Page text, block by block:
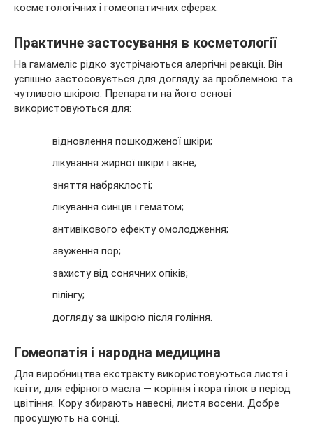
косметологічних і гомеопатичних сферах.
Практичне застосування в косметології
На гамамеліс рідко зустрічаються алергічні реакції. Він
успішно застосовується для догляду за проблемною та
чутливою шкірою. Препарати на його основі
використовуються для:
відновлення пошкодженої шкіри;
лікування жирної шкіри і акне;
зняття набряклості;
лікування синців і гематом;
антивікового ефекту омолодження;
звуження пор;
захисту від сонячних опіків;
пілінгу;
догляду за шкірою після гоління.
Гомеопатія і народна медицина
Для виробництва екстракту використовуються листя і
квіти, для ефірного масла — коріння і кора гілок в період
цвітіння. Кору збирають навесні, листя восени. Добре
просушують на сонці.